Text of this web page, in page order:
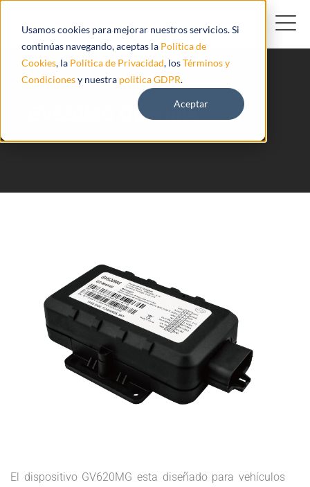
Usamos cookies para mejorar nuestros servicios. Si
continúas navegando, aceptas la Política de
Cookies, la Política de Privacidad, losTérminos y
Condicionesy nuestra politica GDPR.
Aceptar
GV620MG Queclink
El dispositivo GV620MG esta diseñado para vehículos